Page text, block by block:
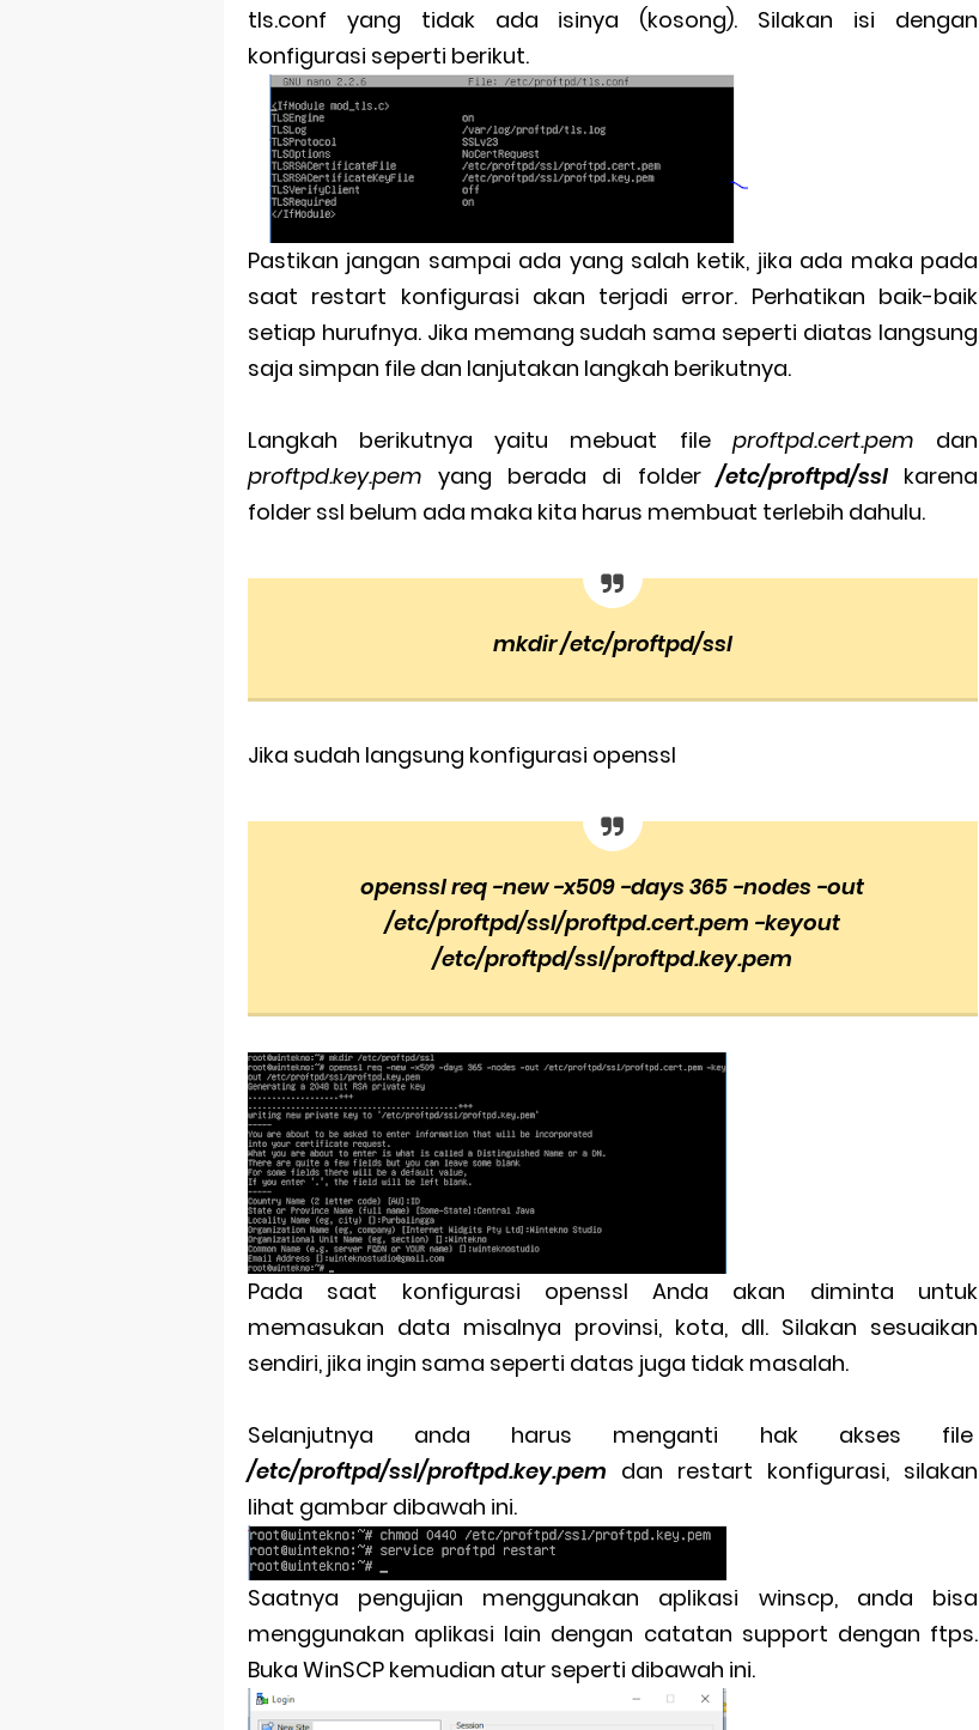
tls.conf yang tidak ada isinya (kosong). Silakan isi dengan
konfigurasi seperti berikut.
Pastikan jangan sampai ada yang salah ketik, jika ada maka pada
saat restart konfigurasi akan terjadi error. Perhatikan baik-baik
setiap hurufnya. Jika memang sudah sama seperti diatas langsung
saja simpan file dan lanjutakan langkah berikutnya.
Langkah berikutnya yaitu mebuat file proftpd.cert.pem dan
proftpd.key.pem yang berada di folder/etc/proftpd/sslkarena
folder ssl belum ada maka kita harus membuat terlebih dahulu.
mkdir /etc/proftpd/ssl
Jika sudah langsung konfigurasi openssl
openssl req -new -x509 -days 365 -nodes -out
/etc/proftpd/ssl/proftpd.cert.pem -keyout
/etc/proftpd/ssl/proftpd.key.pem
Pada saat konfigurasi openssl Anda akan diminta untuk
memasukan data misalnya provinsi, kota, dll. Silakan sesuaikan
sendiri, jika ingin sama seperti datas juga tidak masalah.
Selanjutnya anda harus menganti hak akses file
/etc/proftpd/ssl/proftpd.key.pem dan restart konfigurasi, silakan
lihat gambar dibawah ini.
Saatnya pengujian menggunakan aplikasi winscp, anda bisa
menggunakan aplikasi lain dengan catatan support dengan ftps.
Buka WinSCP kemudian atur seperti dibawah ini.